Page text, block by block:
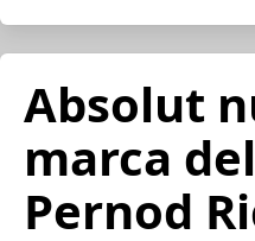
Absolut
marca
Pernod